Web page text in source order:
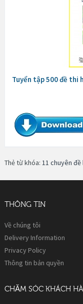
Tuyển tập 500 đề thi
Thẻ từ khóa: 11 chuyên
THÔNG TIN
Về chúng tôi
Delivery Information
Privacy Policy
Thông tin bản quyền
CHĂM SÓC KHÁCH